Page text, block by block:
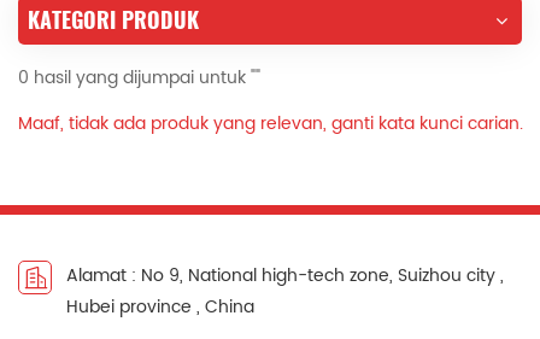
português
العربية
한국의 Türkçe
中文
KATEGORI PRODUK
0 hasil yang dijumpai untuk ""
Maaf, tidak ada produk yang relevan, ganti kata kunci carian.
Alamat : No 9, National high-tech zone, Suizhou city ,
Hubei province , China